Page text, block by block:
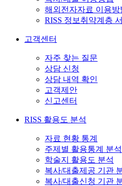
해외전자자료 이용방
RISS 정보취약계층
고객센터
자주 찾는 질문
상담 신청
상담 내역 확인
고객제안
신고센터
RISS 활용도 분석
자료 현황 통계
주제별 활용통계 분석
학술지 활용도 분석
복사/대출제공 기관
복사/대출신청 기관